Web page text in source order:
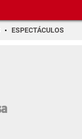
ESPECTÁCULOS